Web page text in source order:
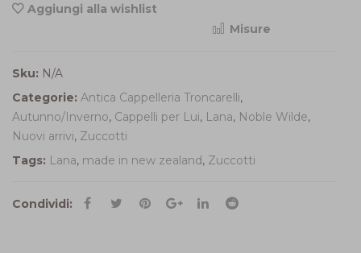
Aggiungi alla wishlist
Misure
Sku: N/A
Categorie: Antica Cappelleria Troncarelli,
Autunno/Inverno, Cappelli per Lui, Lana, Noble Wilde,
Nuovi arrivi, Zuccotti
Tags: Lana, made in new zealand, Zuccotti
Condividi: